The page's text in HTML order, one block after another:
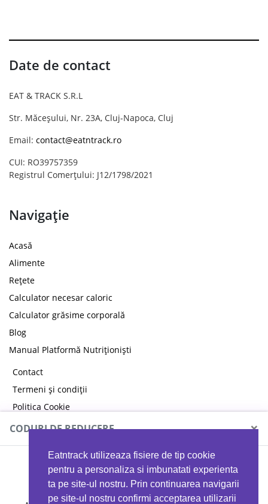
Eatntrack utilizeaza fisiere de tip cookie
pentru a personaliza si imbunatati experienta
ta pe site-ul nostru. Prin continuarea navigarii
pe site-ul nostru confirmi acceptarea utilizarii
Date de contact
EAT & TRACK S.R.L
Str. Măceșului, Nr. 23A, Cluj-Napoca, Cluj
Email: contact@eatntrack.ro
CUI: RO39757359
Registrul Comerțului: J12/1798/2021
Navigație
Acasă
Alimente
Rețete
Calculator necesar caloric
Calculator grăsime corporală
Blog
Manual Platformă Nutriționiști
Contact
Termeni și condiții
Politica Cookie
Politica de confidențialitate
CODURI DE REDUCERE ×
MYPROTEIN